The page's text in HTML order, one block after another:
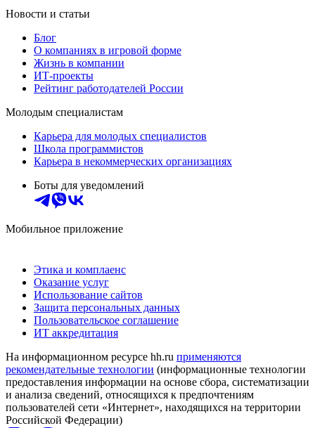
Новости и статьи
Блог
О компаниях в игровой форме
Жизнь в компании
ИТ-проекты
Рейтинг работодателей России
Молодым специалистам
Карьера для молодых специалистов
Школа программистов
Карьера в некоммерческих организациях
Боты для уведомлений
Мобильное приложение
Этика и комплаенс
Оказание услуг
Использование сайтов
Защита персональных данных
Пользовательское соглашение
ИТ аккредитация
На информационном ресурсе hh.ru применяются
рекомендательные технологии (информационные технологии
предоставления информации на основе сбора, систематизации
и анализа сведений, относящихся к предпочтениям
пользователей сети «Интернет», находящихся на территории
Российской Федерации)